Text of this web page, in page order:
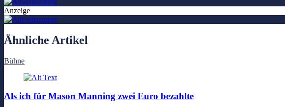
Anzeige
Ähnliche Artikel
Bühne
Als ich für Mason Manning zwei Euro bezahlte